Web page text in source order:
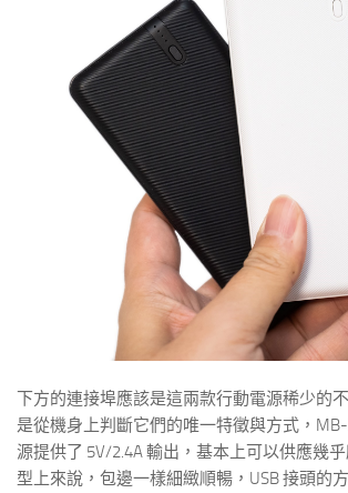
下方的連接埠應該是這兩款行動電源稀少的
是從機身上判斷它們的唯一特徵與方式，
源提供了 5V/2.4A 輸出，基本上可以供應幾
型上來說，包邊一樣細緻順暢，USB 接頭的